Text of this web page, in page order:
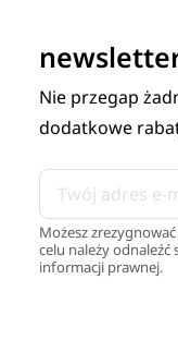
Nie przegap
dodatkowe
Możesz
celu należy odnaleźć
informacji prawnej.